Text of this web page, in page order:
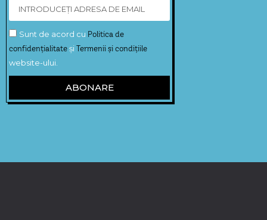
Sunt de acord cu Politica de
confidențialitateșiTermenii și condițiile
website-ului.
ABONARE